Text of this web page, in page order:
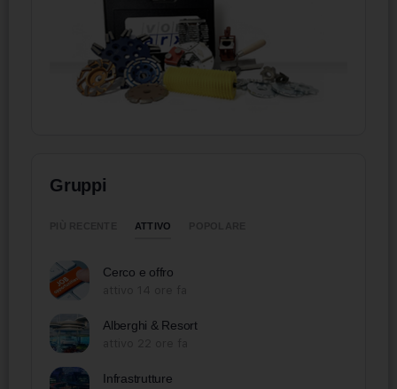
Gruppi
ATTIVO
Cerco e offro
Alberghi & Resort
Infrastrutture